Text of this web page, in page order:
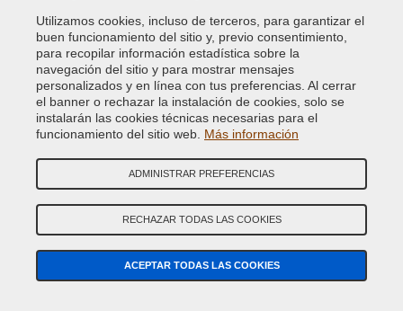
BLACK
Código de Color Original :DT4014
Código de Producto:
VC-CHA-DT4014
BLACK
Código de Color Original :DX8
Código de Color Original :10813
Utilizamos cookies, incluso de terceros, para garantizar el
buen funcionamiento del sitio y, previo consentimiento,
para recopilar información estadística sobre la
navegación del sitio y para mostrar mensajes
personalizados y en línea con tus preferencias. Al cerrar
el banner o rechazar la instalación de cookies, solo se
instalarán las cookies técnicas necesarias para el
funcionamiento del sitio web. Más información
ADMINISTRAR PREFERENCIAS
RECHAZAR TODAS LAS COOKIES
ACEPTAR TODAS LAS COOKIES